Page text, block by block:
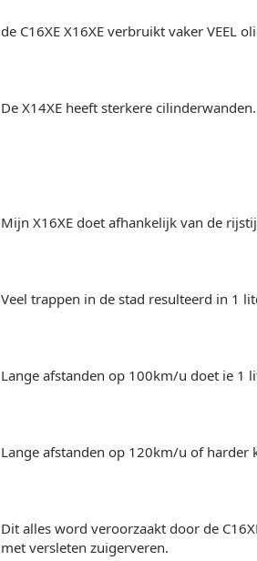
de C16XE X16XE verbruikt vaker VEEL
De X14XE heeft sterkere
Mijn X16XE doet afhankelijk van de
Veel trappen in de stad resulteerd in 1
Lange afstanden op 100km/u doet ie 1
Lange afstanden op 120km/u of
Dit alles word veroorzaakt door de
met versleten zuigerveren.